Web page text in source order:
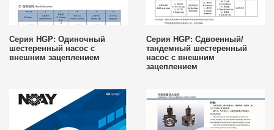
Серия HGP: Одиночный
шестеренный насос с
внешним зацеплением
Серия HGP: Сдвоенный/
тандемный шестеренный
насос с внешним
зацеплением